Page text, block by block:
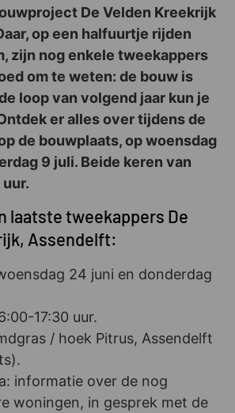
De Velden Kreekrijk
op een halfuurtje rijden
zijn nog enkele tweekappers
om te weten: de bouw is
loop van volgend jaar kun je
er alles over tijdens de
de bouwplaats, op woensdag
9 juli. Beide keren van
laatste tweekappers De
Assendelft:
24 juni en donderdag
17:30 uur.
/ hoek Pitrus, Assendelft
informatie over de nog
woningen, in gesprek met de